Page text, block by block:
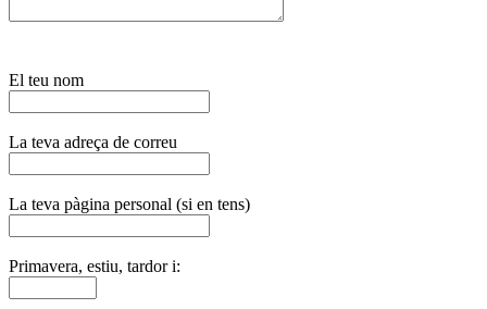
El teu nom
La teva adreça de correu
La teva pàgina personal (si en tens)
Primavera, estiu, tardor i: